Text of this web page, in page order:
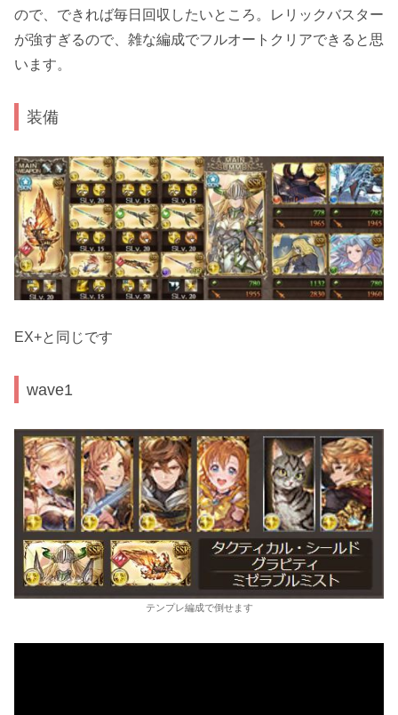
ので、できれば毎日回収したいところ。レリックバスター
が強すぎるので、雑な編成でフルオートクリアできると思
います。
装備
EX+と同じです
wave1
テンプレ編成で倒せます